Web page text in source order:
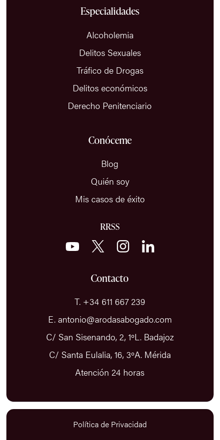
Especialidades
Alcoholemia
Delitos Sexuales
Tráfico de Drogas
Delitos económicos
Derecho Penitenciario
Conóceme
Blog
Quién soy
Mis casos de éxito
RRSS
Contacto
T. +34 611 667 239
E. antonio@arodasabogado.com
C/ San Sisenando, 2, 1ºL. Badajoz
C/ Santa Eulalia, 16, 3ºA. Mérida
Atención 24 horas
Política de Privacidad